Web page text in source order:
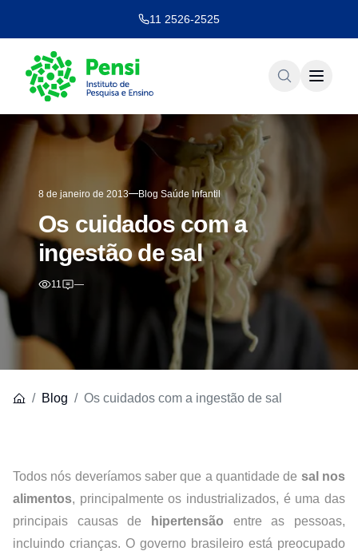
11 2526-2525
8 de janeiro de 2013 Blog Saúde Infantil
Os cuidados com a
ingestão de sal
11 —
Blog Os cuidados com a ingestão de sal
Todos nós deveríamos saber que a quantidade de sal nos
alimentos, principalmente os industrializados, é uma das
principais causas de
hipertensão entre as pessoas,
incluindo crianças. O governo brasileiro está preocupado